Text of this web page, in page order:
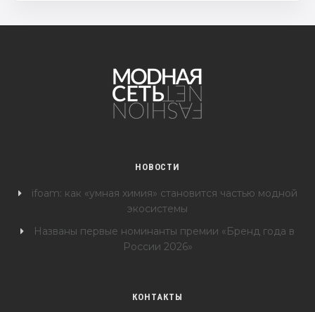
НОВОСТИ
ifoam: как «умная химия» становится частью модной
экосистемы
Названы первые номинанты премии «Бренд года в
России 2026»
КОНТАКТЫ